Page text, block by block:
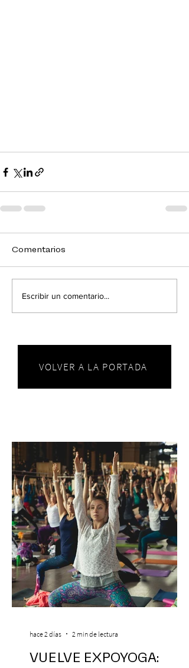
Comentarios
Escribir un comentario...
VOLVER A LA PORTADA
VUELVE EXPOYOGA:
hace 2 días 2 min de lectura